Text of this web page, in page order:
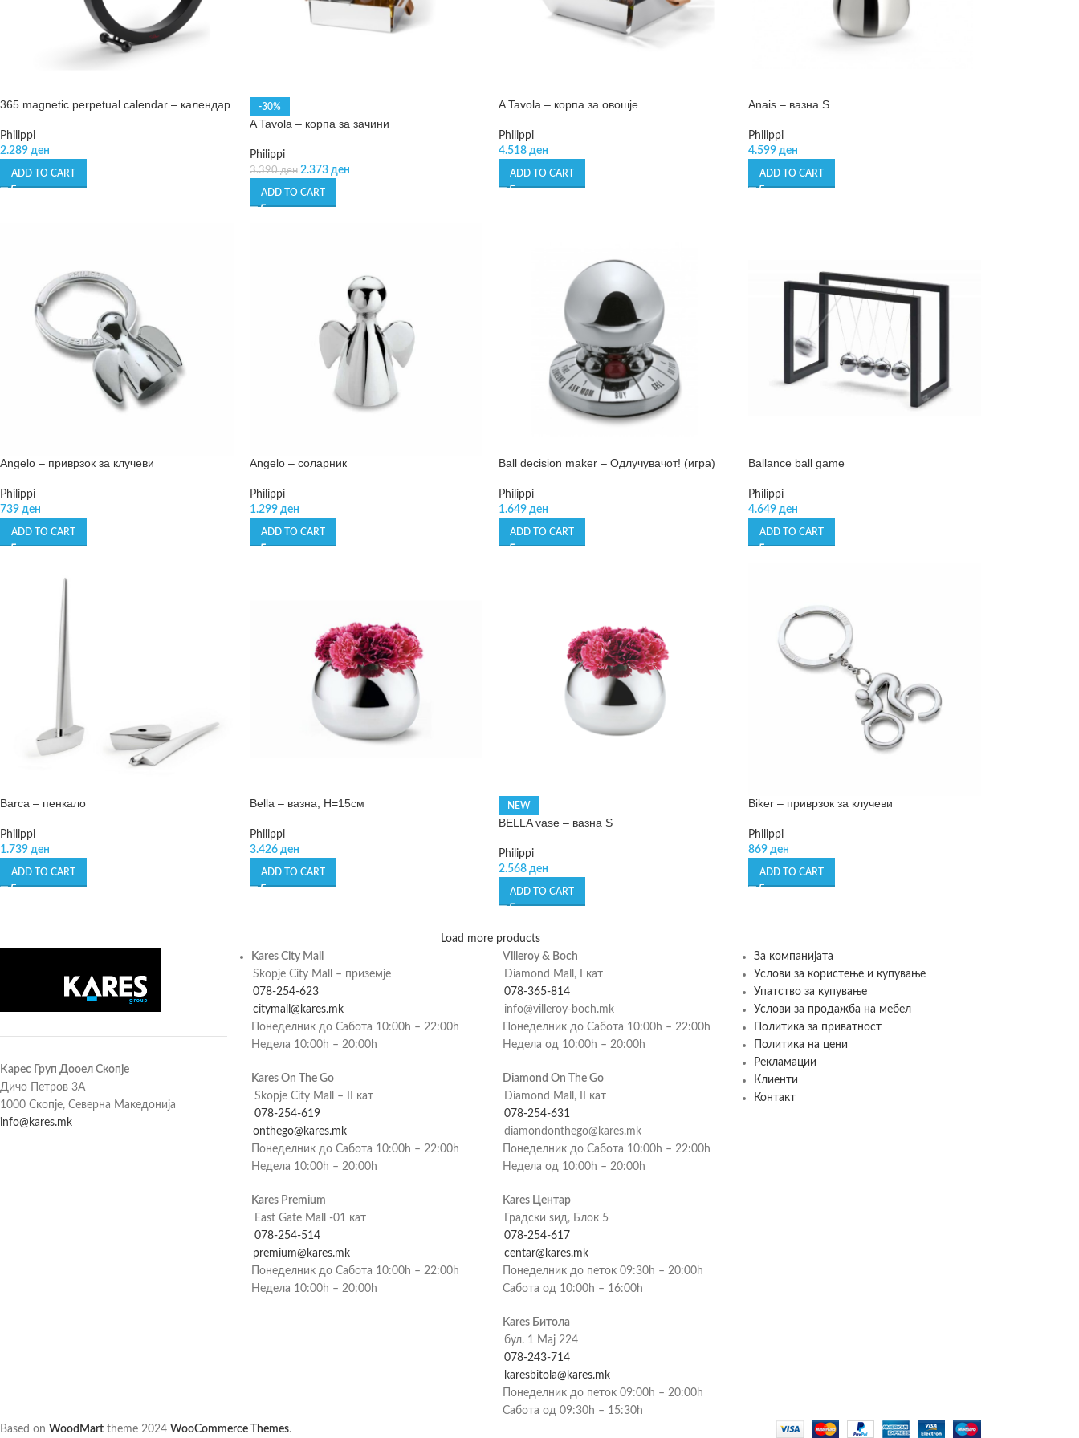
365 magnetic perpetual calendar – календар
Philippi
2.289 ден
ADD TO CART
-30%
A Tavola – корпа за зачини
Philippi
3.390ден 2.373 ден
ADD TO CART
A Tavola – корпа за овошје
Philippi
4.518 ден
ADD TO CART
Anais – вазна S
Philippi
4.599 ден
ADD TO CART
Angelo – приврзок за клучеви
Philippi
739 ден
ADD TO CART
Angelo – соларник
Philippi
1.299 ден
ADD TO CART
Ball decision maker – Одлучувачот! (игра)
Philippi
1.649 ден
ADD TO CART
Ballance ball game
Philippi
4.649 ден
ADD TO CART
Barca – пенкало
Philippi
1.739 ден
ADD TO CART
Bella – вазна, Н=15см
Philippi
3.426 ден
ADD TO CART
NEW
BELLA vase – вазна S
Philippi
2.568 ден
ADD TO CART
Biker – приврзок за клучеви
Philippi
869 ден
ADD TO CART
Load more products
Карес Груп Дооел Скопје
Дичо Петров 3А
1000 Скопје, Северна Македонија
info@kares.mk
Kares City Mall
Skopje City Mall – приземје
078-254-623
citymall@kares.mk
Понеделник до Сабота 10:00h – 22:00h
Недела 10:00h – 20:00h
Kares On The Go
Skopje City Mall – II кат
078-254-619
onthego@kares.mk
Понеделник до Сабота 10:00h – 22:00h
Недела 10:00h – 20:00h
Kares Premium
East Gate Mall -01 кат
078-254-514
premium@kares.mk
Понеделник до Сабота 10:00h – 22:00h
Недела 10:00h – 20:00h
Villeroy & Boch
Diamond Mall, I кат
078-365-814
info@villeroy-boch.mk
Понеделник до Сабота 10:00h – 22:00h
Недела од 10:00h – 20:00h
Diamond On The Go
Diamond Mall, II кат
078-254-631
diamondonthego@kares.mk
Понеделник до Сабота 10:00h – 22:00h
Недела од 10:00h – 20:00h
Kares Центар
Градски ѕид, Блок 5
078-254-617
centar@kares.mk
Понеделник до петок 09:30h – 20:00h
Сабота од 10:00h – 16:00h
Kares Битола
бул. 1 Мај 224
078-243-714
karesbitola@kares.mk
Понеделник до петок 09:00h – 20:00h
Сабота од 09:30h – 15:30h
За компанијата
Услови за користење и купување
Упатство за купување
Услови за продажба на мебел
Политика за приватност
Политика на цени
Рекламации
Клиенти
Контакт
Based on WoodMart theme 2024 WooCommerce Themes.